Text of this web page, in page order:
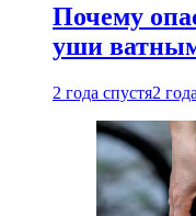
Почему
уши
2 года спустя2